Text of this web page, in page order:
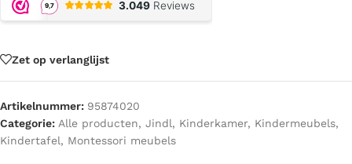
Zet op verlanglijst
Artikelnummer: 95874020
Categorie: Alle producten, Jindl, Kinderkamer, Kindermeubels,
Kindertafel, Montessori meubels